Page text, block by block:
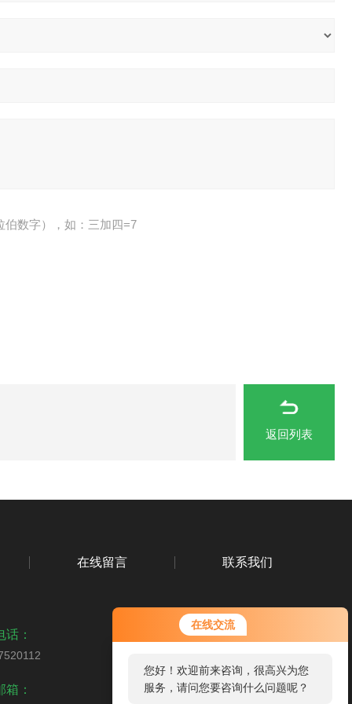
在线交流
您好！欢迎前来咨询，很高兴为您
服务，请问您要咨询什么问题呢？
伯数字），如：三加四=7
返回列表
在线留言 联系我们
话：
箱：